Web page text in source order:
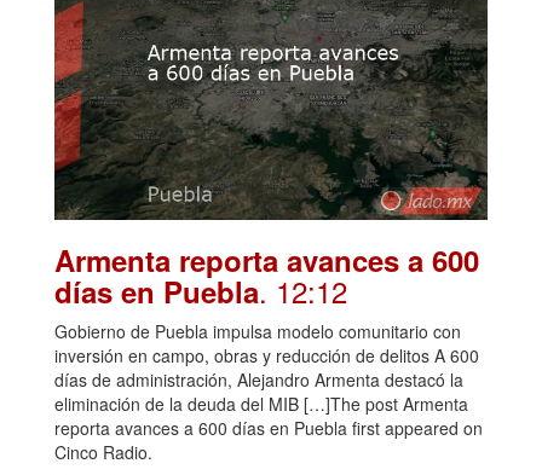
Armenta reporta avances a 600
días en Puebla. 12:12
Gobierno de Puebla impulsa modelo comunitario con
inversión en campo, obras y reducción de delitos A 600
días de administración, Alejandro Armenta destacó la
eliminación de la deuda del MIB […]The post Armenta
reporta avances a 600 días en Puebla first appeared on
Cinco Radio.